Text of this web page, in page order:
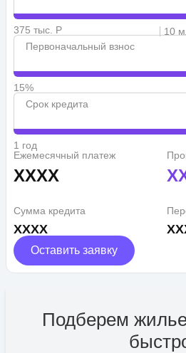
375 тыс. Р 10
Первоначальный взнос
15%
Срок кредита
1 год
Ежемесячный платеж
XXXX
Сумма кредита
XXXX
Оставить заявку
Подберем